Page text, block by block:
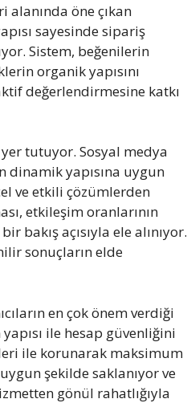
öne çıkan
sayesinde sipariş
Sistem, beğenilerin
organik yapısını
değerlendirmesine katkı
tutuyor. Sosyal medya
dinamik yapısına uygun
ve etkili çözümlerden
etkileşim oranlarının
açısıyla ele alınıyor.
sonuçların elde
en çok önem verdiği
ile hesap güvenliğini
ile korunarak maksimum
şekilde saklanıyor ve
gönül rahatlığıyla